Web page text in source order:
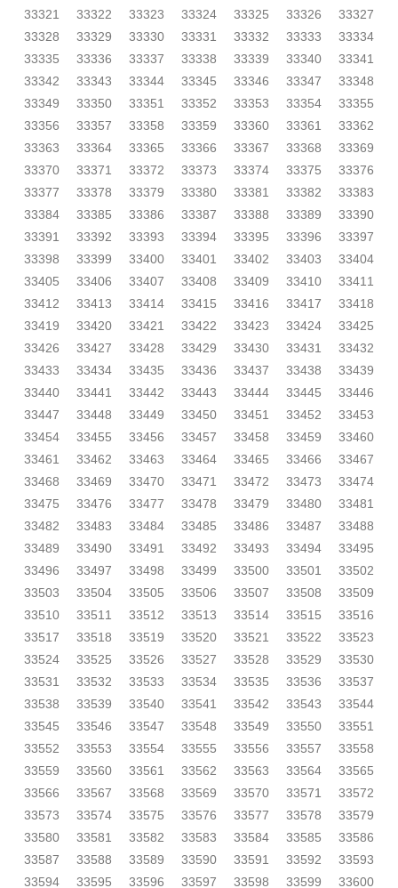
33321
33322 33323 33324 33325 33326
33327
33328
33329 33330 33331 33332 33333
33334
33335
33336 33337 33338 33339 33340
33341
33342
33343 33344 33345 33346 33347
33348
33349
33350 33351 33352 33353 33354
33355
33356
33357 33358 33359 33360 33361
33362
33363
33364 33365 33366 33367 33368
33369
33370
33371 33372 33373 33374 33375
33376
33377
33378 33379 33380 33381 33382
33383
33384
33385 33386 33387 33388 33389
33390
33391
33392 33393 33394 33395 33396
33397
33398
33399 33400 33401 33402 33403
33404
33405
33406 33407 33408 33409 33410
33411
33412
33413 33414 33415 33416 33417
33418
33419
33420 33421 33422 33423 33424
33425
33426
33427 33428 33429 33430 33431
33432
33433
33434 33435 33436 33437 33438
33439
33440
33441 33442 33443 33444 33445
33446
33447
33448 33449 33450 33451 33452
33453
33454
33455 33456 33457 33458 33459
33460
33461
33462 33463 33464 33465 33466
33467
33468
33469 33470 33471 33472 33473
33474
33475
33476 33477 33478 33479 33480
33481
33482
33483 33484 33485 33486 33487
33488
33489
33490 33491 33492 33493 33494
33495
33496
33497 33498 33499 33500 33501
33502
33503
33504 33505 33506 33507 33508
33509
33510
33511 33512 33513 33514 33515
33516
33517
33518 33519 33520 33521 33522
33523
33524
33525 33526 33527 33528 33529
33530
33531
33532 33533 33534 33535 33536
33537
33538
33539 33540 33541 33542 33543
33544
33545
33546 33547 33548 33549 33550
33551
33552
33553 33554 33555 33556 33557
33558
33559
33560 33561 33562 33563 33564
33565
33566
33567 33568 33569 33570 33571
33572
33573
33574 33575 33576 33577 33578
33579
33580
33581 33582 33583 33584 33585
33586
33587
33588 33589 33590 33591 33592
33593
33594
33595 33596 33597 33598 33599 33600